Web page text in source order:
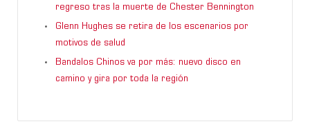
regreso tras la muerte de Chester Bennington
Glenn Hughes se retira de los escenarios por
motivos de salud
Bandalos Chinos va por más: nuevo disco en
camino y gira por toda la región